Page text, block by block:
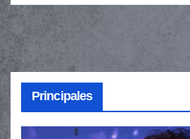
Principales